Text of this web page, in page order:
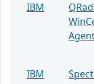
IBM
IBM